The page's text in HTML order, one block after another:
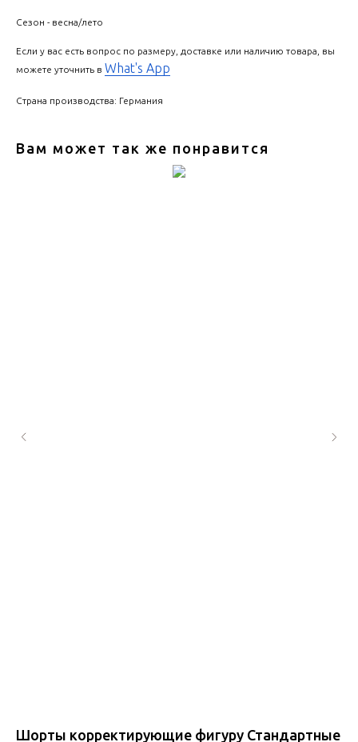
Сезон - весна/лето
Если у вас есть вопрос по размеру, доставке или наличию товара, вы
можете уточнить в What's App
Страна производства: Германия
Вам может так же понравится
Шорты корректирующие фигуру Стандартные